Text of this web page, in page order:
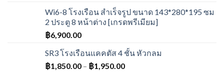
Wi6-8 โรงเรือน สำเร็จรูป ขนาด 143*280*195 ซม
2 ประตู 8 หน้าต่าง [เกรดพรีเมียม]
฿6,900.00
SR3 โรงเรือนแคคตัส 4 ชั้น หัวกลม
฿1,850.00 – ฿1,950.00